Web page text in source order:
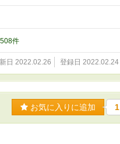
件
日 2022.02.26 登録日 2022.02.24
お気に入りに追加 1